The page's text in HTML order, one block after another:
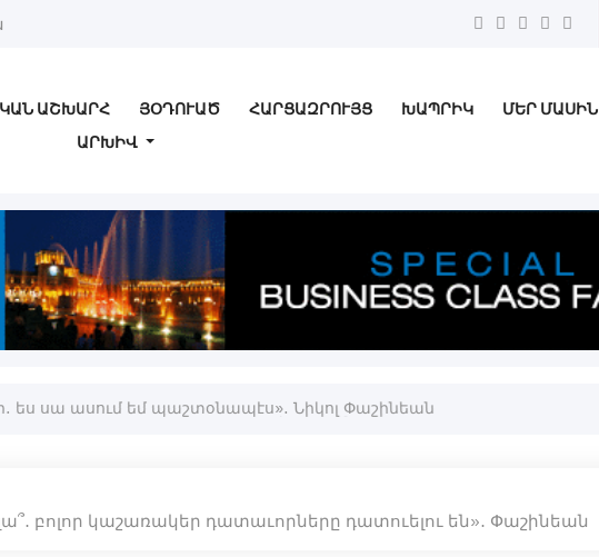
ԱՇԽԱՐՀ ՅՕԴՈՒԱԾ ՀԱՐՑԱԶՐՈՒՅՑ ԽԱՊՐԻԿ ՄԵՐ ՄԱՍԻՆ
ԱՐԽԻՎ
ես սա ասում եմ պաշտօնապէս»․ Նիկոլ Փաշինեան
բոլոր կաշառակեր դատաւորները դատուելու են»․ Փաշինեան